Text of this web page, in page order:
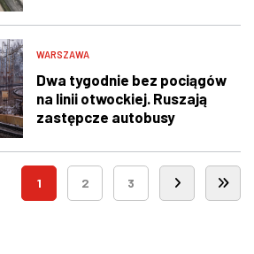
WARSZAWA
Dwa tygodnie bez pociągów
na linii otwockiej. Ruszają
zastępcze autobusy
1 2 3